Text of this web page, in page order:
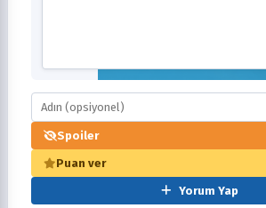
Spoiler
Puan ver
Yorum Yap